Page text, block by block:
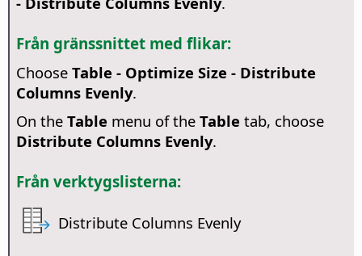
Från gränssnittet med flikar:
Choose Table - Optimize Size - Distribute
Columns Evenly.
On the Table menu of the Table tab, choose
Distribute Columns Evenly.
Från verktygslisterna:
Distribute Columns Evenly